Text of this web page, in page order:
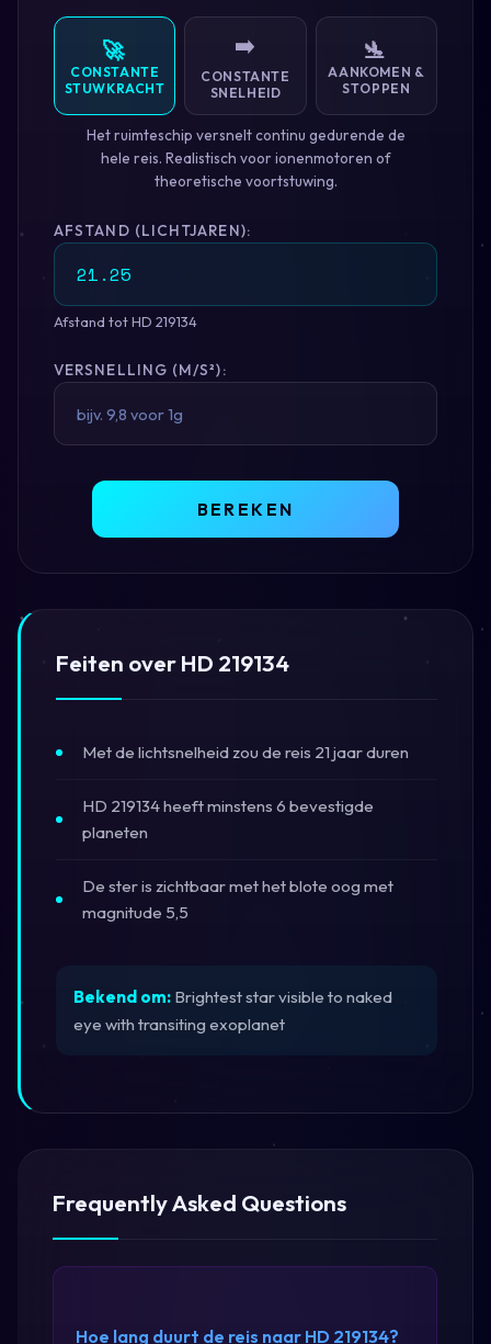
🚀
CONSTANTE
STUWKRACHT
➡️
CONSTANTE
SNELHEID
🛬
AANKOMEN &
STOPPEN
Het ruimteschip versnelt continu gedurende de
hele reis. Realistisch voor ionenmotoren of
theoretische voortstuwing.
AFSTAND (LICHTJAREN):
Afstand tot HD 219134
VERSNELLING (M/S²):
BEREKEN
Feiten over HD 219134
Met de lichtsnelheid zou de reis 21 jaar duren
HD 219134 heeft minstens 6 bevestigde
planeten
De ster is zichtbaar met het blote oog met
magnitude 5,5
Bekend om: Brightest star visible to naked
eye with transiting exoplanet
Frequently Asked Questions
Hoe lang duurt de reis naar HD 219134?